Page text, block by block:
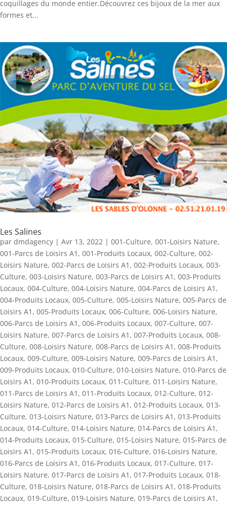
coquillages du monde entier.Découvrez ces bijoux de la mer aux
formes et...
Les Salines
par dmdagency | Avr 13, 2022 | 001-Culture, 001-Loisirs Nature,
001-Parcs de Loisirs A1 , 001-Produits Locaux, 002-Culture, 002-
Loisirs Nature, 002-Parcs de Loisirs A1 , 002-Produits Locaux, 003-
Culture, 003-Loisirs Nature, 003-Parcs de Loisirs A1 , 003-Produits
Locaux, 004-Culture, 004-Loisirs Nature, 004-Parcs de Loisirs A1 ,
004-Produits Locaux, 005-Culture, 005-Loisirs Nature, 005-Parcs de
Loisirs A1 , 005-Produits Locaux, 006-Culture, 006-Loisirs Nature,
006-Parcs de Loisirs A1 , 006-Produits Locaux, 007-Culture, 007-
Loisirs Nature, 007-Parcs de Loisirs A1 , 007-Produits Locaux, 008-
Culture, 008-Loisirs Nature, 008-Parcs de Loisirs A1 , 008-Produits
Locaux, 009-Culture, 009-Loisirs Nature, 009-Parcs de Loisirs A1 ,
009-Produits Locaux, 010-Culture, 010-Loisirs Nature, 010-Parcs de
Loisirs A1 , 010-Produits Locaux, 011-Culture, 011-Loisirs Nature,
011-Parcs de Loisirs A1 , 011-Produits Locaux, 012-Culture, 012-
Loisirs Nature, 012-Parcs de Loisirs A1 , 012-Produits Locaux, 013-
Culture, 013-Loisirs Nature, 013-Parcs de Loisirs A1 , 013-Produits
Locaux, 014-Culture, 014-Loisirs Nature, 014-Parcs de Loisirs A1 ,
014-Produits Locaux, 015-Culture, 015-Loisirs Nature, 015-Parcs de
Loisirs A1 , 015-Produits Locaux, 016-Culture, 016-Loisirs Nature,
016-Parcs de Loisirs A1 , 016-Produits Locaux, 017-Culture, 017-
Loisirs Nature, 017-Parcs de Loisirs A1 , 017-Produits Locaux, 018-
Culture, 018-Loisirs Nature, 018-Parcs de Loisirs A1 , 018-Produits
Locaux, 019-Culture, 019-Loisirs Nature, 019-Parcs de Loisirs A1 ,